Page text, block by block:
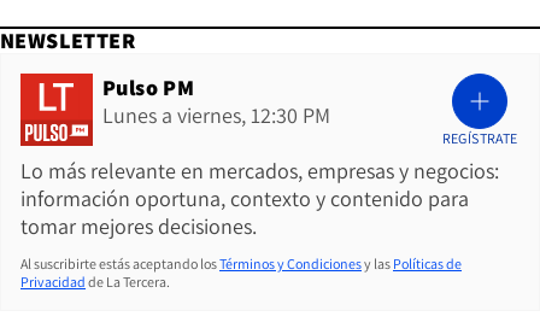
NEWSLETTER
Pulso PM
Lunes a viernes, 12:30 PM
Lo más relevante en mercados, empresas y negocios:
información oportuna, contexto y contenido para
tomar mejores decisiones.
REGÍSTRATE
Al suscribirte estás aceptando losTérminos y Condicionesy las Políticas de
Privacidad de La Tercera.